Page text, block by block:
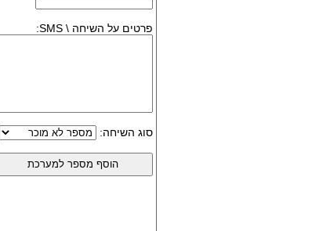
פרטים על השיחה \ SMS:
סוג השיחה: